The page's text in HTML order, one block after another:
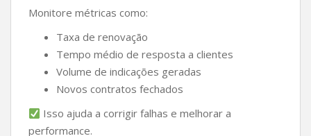
Monitore métricas como:
Taxa de renovação
Tempo médio de resposta a clientes
Volume de indicações geradas
Novos contratos fechados
Isso ajuda a corrigir falhas e melhorar a
performance.